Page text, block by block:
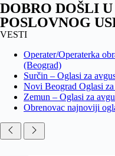
DOBRO DOŠLI
POSLOVNOG
VESTI
Operater/Operaterka
(Beograd)
Surčin – Oglasi za
Novi Beograd Oglasi
Zemun – Oglasi za
Obrenovac najnoviji